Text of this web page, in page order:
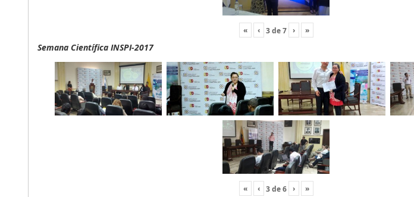
« ‹ 3de7 › »
Semana Científica INSPI-2017
« ‹ 3de6 › »